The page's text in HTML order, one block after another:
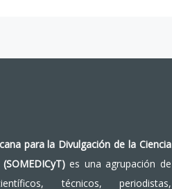
para la Divulgación de la Ciencia
es una agrupación de
técnicos, periodistas,